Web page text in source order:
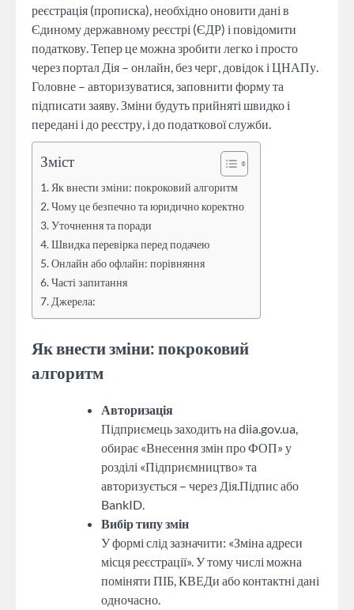
реєстрація (прописка), необхідно оновити дані в
Єдиному державному реєстрі (ЄДР) і повідомити
податкову. Тепер це можна зробити легко і просто
через портал Дія – онлайн, без черг, довідок і ЦНАПу.
Головне – авторизуватися, заповнити форму та
підписати заяву. Зміни будуть прийняті швидко і
передані і до реєстру, і до податкової служби.
Зміст
Як внести зміни: покроковий алгоритм
Чому це безпечно та юридично коректно
Уточнення та поради
Швидка перевірка перед подачею
Онлайн або офлайн: порівняння
Часті запитання
Джерела:
Як внести зміни: покроковий
алгоритм
Авторизація
Підприємець заходить на diia.gov.ua,
обирає «Внесення змін про ФОП» у
розділі «Підприємництво» та
авторизується – через Дія.Підпис або
BankID.
Вибір типу змін
У формі слід зазначити: «Зміна адреси
місця реєстрації». У тому числі можна
поміняти ПІБ, КВЕДи або контактні дані
одночасно.